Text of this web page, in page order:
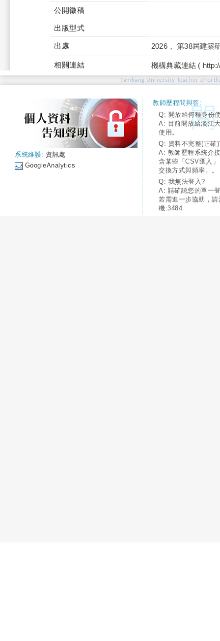
公開徵稿
出版型式
出處 2026， 第38屆建築
相關連結 機構典藏連結 (
Tamkang University Teacher
系統維護: 資訊處
GoogleAnalytics
教師歷程問與答:
Q: 開放給何種身份
A: 目前開放給淡江
使用。
Q: 資料不完整(正確
A: 教師歷程系統介
含某些「CSV匯入
交換方式與頻率。。
Q: 我無法登入?
A: 請確認您的單一
若需進一步協助，
機:3484